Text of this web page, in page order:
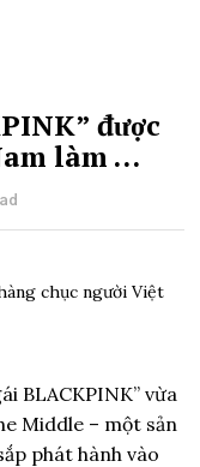
được
làm …
BLACKPINK” vừa
Middle – một sản
phát hành vào